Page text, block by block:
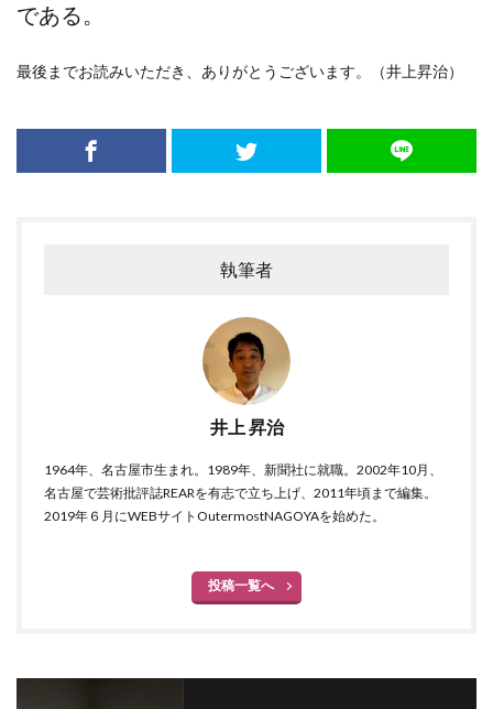
である。
最後までお読みいただき、ありがとうございます。（井上昇治）
執筆者
井上 昇治
1964年、名古屋市生まれ。1989年、新聞社に就職。2002年10月、
名古屋で芸術批評誌REARを有志で立ち上げ、2011年頃まで編集。
2019年６月にWEBサイトOutermostNAGOYAを始めた。
投稿一覧へ